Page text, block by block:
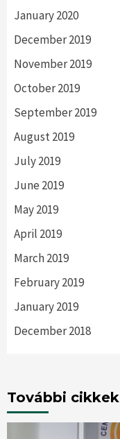
January 2020
December 2019
November 2019
October 2019
September 2019
August 2019
July 2019
June 2019
May 2019
April 2019
March 2019
February 2019
January 2019
December 2018
További cikkek